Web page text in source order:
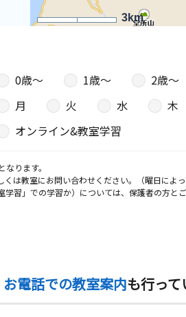
3km
0歳〜 1歳〜 2歳〜
月 火 水 木
オンライン&教室学習
ります。
は教室にお問い合わせください。（曜日によ
習」での学習か）については、保護者の方と
お電話での教室案内も行っ